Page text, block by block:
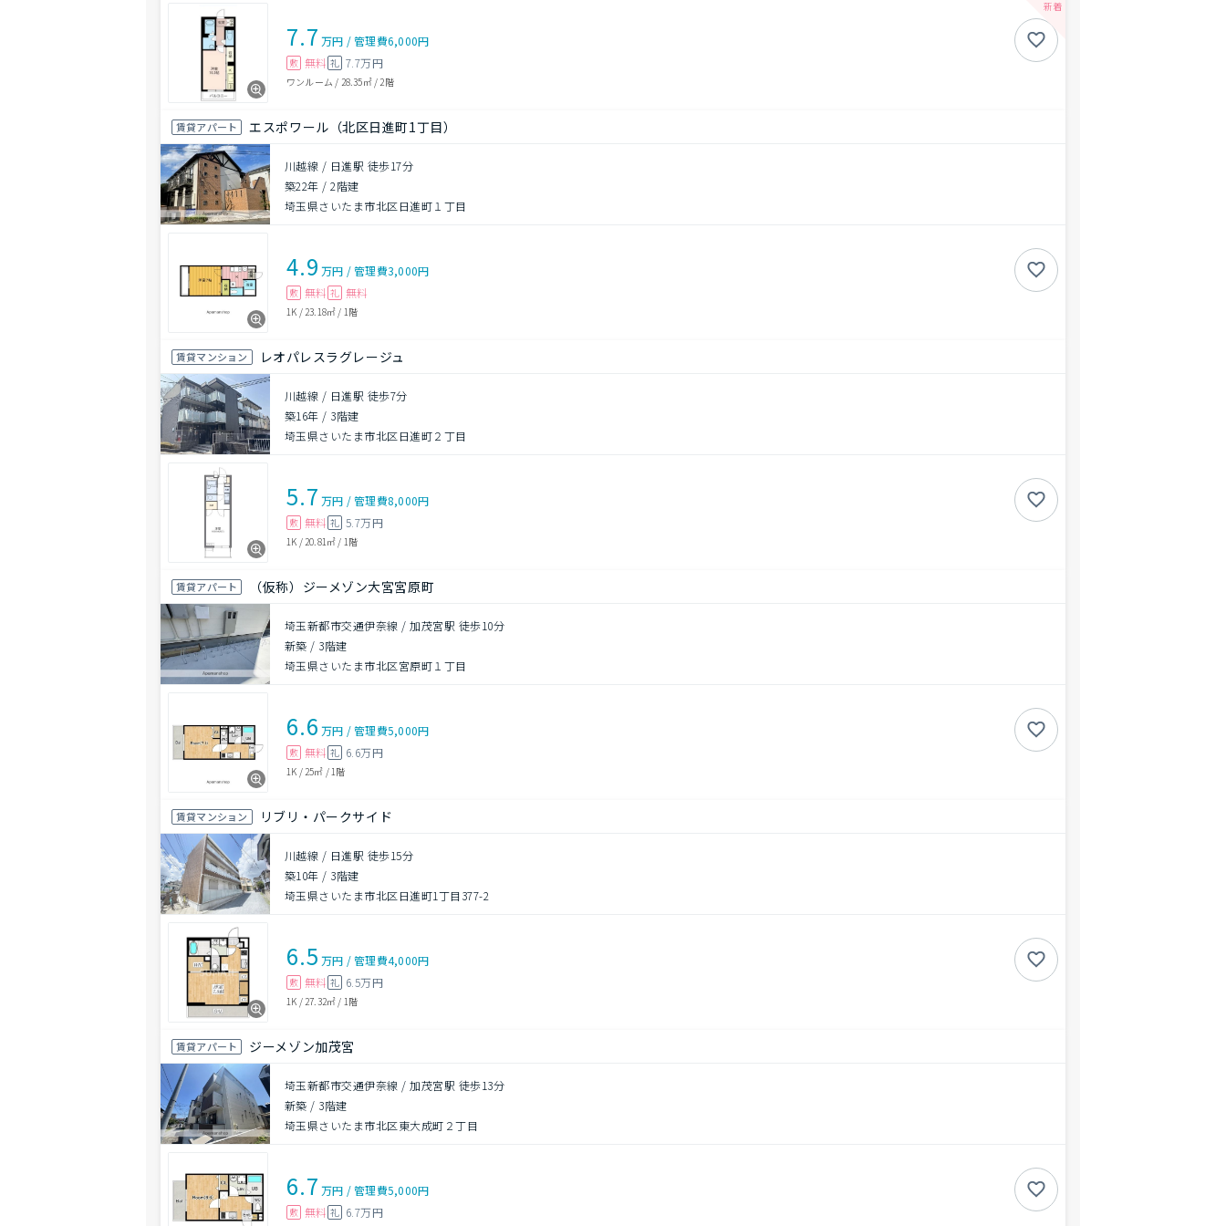
7.7 万円 /管理費6,000円
敷 無料 礼 7.7万円
ワンルーム / 28.35㎡/ 2階
賃貸アパート エスポワール（北区日進町1丁目）
川越線 / 日進駅 徒歩17分
築22年 /2階建
埼玉県さいたま市北区日進町１丁目
4.9 万円 /管理費3,000円
敷 無料 礼 無料
1K / 23.18㎡ / 1階
賃貸マンション レオパレスラグレージュ
川越線 / 日進駅 徒歩7分
築16年 / 3階建
埼玉県さいたま市北区日進町２丁目
5.7 万円 /管理費8,000円
敷 無料 礼 5.7万円
1K / 20.81㎡ / 1階
賃貸アパート （仮称）ジーメゾン大宮宮原町
埼玉新都市交通伊奈線 / 加茂宮駅 徒歩10分
新築 / 3階建
埼玉県さいたま市北区宮原町１丁目
6.6 万円 /管理費5,000円
敷 無料 礼 6.6万円
1K / 25㎡ / 1階
賃貸マンション リブリ・パークサイド
川越線 / 日進駅 徒歩15分
築10年 / 3階建
埼玉県さいたま市北区日進町1丁目377-2
6.5 万円 /管理費4,000円
敷 無料 礼 6.5万円
1K / 27.32㎡ / 1階
賃貸アパート ジーメゾン加茂宮
埼玉新都市交通伊奈線 / 加茂宮駅 徒歩13分
新築 / 3階建
埼玉県さいたま市北区東大成町２丁目
6.7 万円 /管理費5,000円
敷 無料 礼 6.7万円